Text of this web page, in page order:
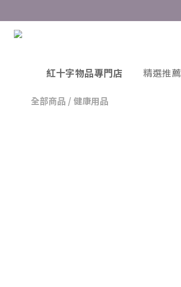
紅十字物品專門店 精選推薦
全部商品 / 健康用品